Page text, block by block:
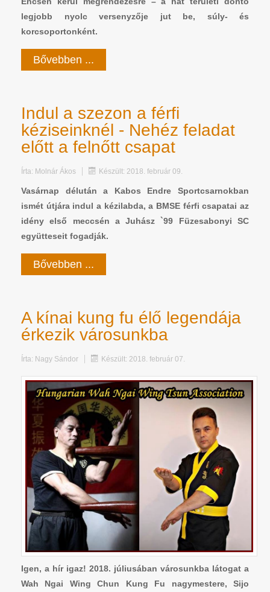
legjobb nyolc versenyzője jut be, súly- és
korcsoportonként.
Bővebben ...
Indul a szezon a férfi
kéziseinknél - Nehéz feladat
előtt a felnőtt csapat
Írta: Molnár Ákos Készült: 2018. február 09.
Vasárnap délután a Kabos Endre Sportcsarnokban
ismét útjára indul a kézilabda, a BMSE férfi csapatai az
idény első meccsén a Juhász `99 Füzesabonyi SC
együtteseit fogadják.
Bővebben ...
A kínai kung fu élő legendája
érkezik városunkba
Írta: Nagy Sándor Készült: 2018. február 07.
Igen, a hír igaz! 2018. júliusában városunkba látogat a
Wah Ngai Wing Chun Kung Fu nagymestere, Sijo